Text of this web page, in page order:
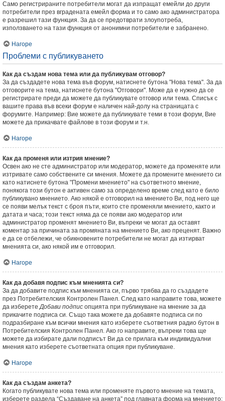
Само регистрираните потребители могат да изпращат емейли до други
потребители през вградената емейл форма и то само ако администратора
е разрешил тази функция. За да се предотврати злоупотреба,
използването на тази функция от анонимни потребители е забранено.
Нагоре
Проблеми с публикуването
Как да създам нова тема или да публикувам отговор?
За да създадете нова тема във форум, натиснете бутона "Нова тема". За да
отговорите на тема, натиснете бутона "Отговори". Може да е нужно да се
регистрирате преди да можете да публикувате отговор или тема. Списък с
вашите права във всеки форум е наличен най-долу на страницата с
форумите. Например: Вие можете да публикувате теми в този форум, Вие
можете да прикачвате файлове в този форум и т.н.
Нагоре
Как да променя или изтрия мнение?
Освен ако не сте администратор или модератор, можете да променяте или
изтривате само собствените си мнения. Можете да промените мнението си
като натиснете бутона "Промени мнението" на съответното мнение,
понякога този бутон е активен само за определено време след като е било
публикувано мнението. Ако някой е отговорил на мнението Ви, под него ще
се появи мелък текст с броя пъти, които сте променяли мнението, както и
датата и часа; този текст няма да се появи ако модератор или
администратор променят мнението Ви, въпреки че могат да оставят
коментар за причината за промяната на мнението Ви, ако преценят. Важно
е да се отбележи, че обикновените потребители не могат да изтирват
мненията си, ако някой им е отговорил.
Нагоре
Как да добавя подпис към мненията си?
За да добавите подпис към мненията си, първо трябва да го създадете
през Потребителския Контролен Панел. След като направите това, можете
да изберетеДобави подпис опцията при публикуване на мнение за да
прикачите подписа си. Също така можете да добавяте подписа си по
подразбиране към всички мнения като изберете съответния радио бутон в
Потребителския Контролен Панел. Ако го направите, въпреки това ще
можете да избирате дали подписът Ви да се прилага към индивидуални
мнения като изберете съответната опция при публикуване.
Нагоре
Как да създам анкета?
Когато публикувате нова тема или променяте първото мнение на темата,
изберете раздела “Създаване на анкета” под главната форма на мнението;